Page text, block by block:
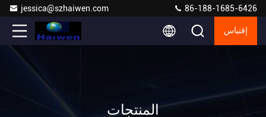
jessica@szhaiwen.com 86-188-1685-6426
إقتباس
المنتجات